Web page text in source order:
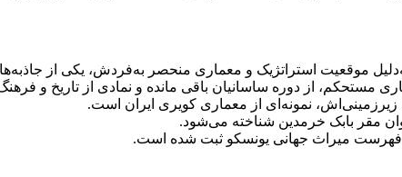
به‌دلیل موقعیت استراتژیک و معماری منحصر به‌فردش، یکی از
نمونه‌ای از معماری کویری ایران است.
مقر بابک خرمدین شناخته می‌شود.
میراث جهانی یونسکو ثبت شده است.